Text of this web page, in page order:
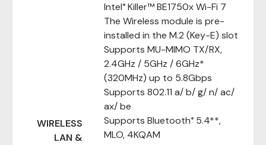
WIRELESS
LAN &
Intel® Killer™ BE1750x Wi-Fi 7
The Wireless module is pre-
installed in the M.2 (Key-E) slot
Supports MU-MIMO TX/RX,
2.4GHz / 5GHz / 6GHz*
(320MHz) up to 5.8Gbps
Supports 802.11 a/ b/ g/ n/ ac/
ax/ be
Supports Bluetooth® 5.4**,
MLO, 4KQAM